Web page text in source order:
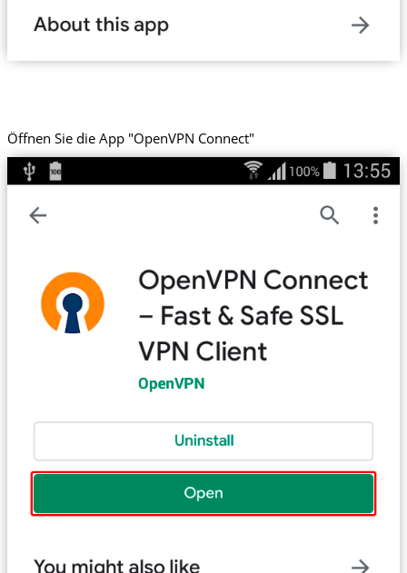
Öffnen Sie die App "OpenVPN Connect"